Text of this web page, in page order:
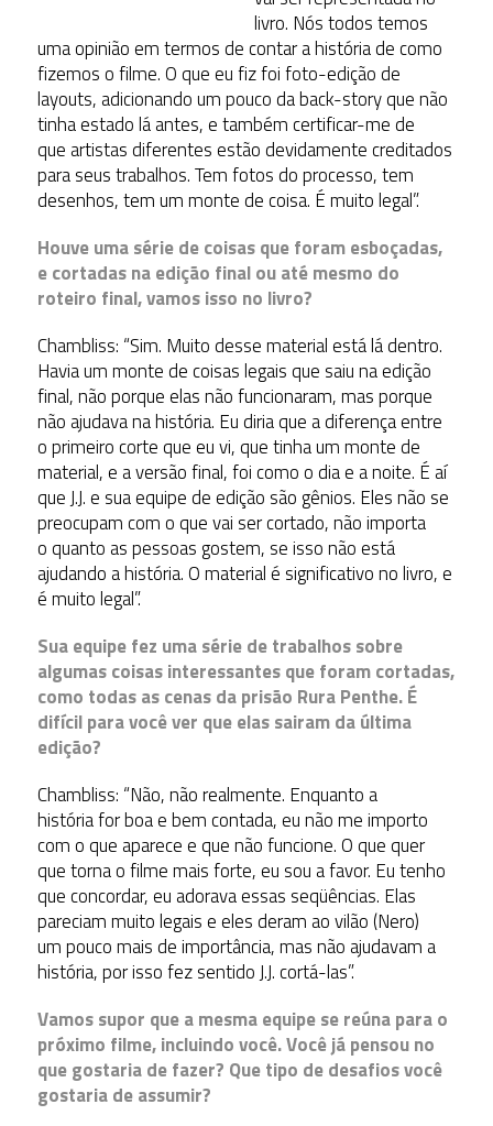
livro. Nós todos temos
uma opinião em termos de contar a história de como
fizemos o filme. O que eu fiz foi foto-edição de
layouts, adicionando um pouco da back-story que não
tinha estado lá antes, e também certificar-me de
que artistas diferentes estão devidamente creditados
para seus trabalhos. Tem fotos do processo, tem
desenhos, tem um monte de coisa. É muito legal”.
Houve uma série de coisas que foram esboçadas,
e cortadas na edição final ou até mesmo do
roteiro final, vamos isso no livro?
Chambliss: “Sim. Muito desse material está lá dentro.
Havia um monte de coisas legais que saiu na edição
final, não porque elas não funcionaram, mas porque
não ajudava na história. Eu diria que a diferença entre
o primeiro corte que eu vi, que tinha um monte de
material, e a versão final, foi como o dia e a noite. É aí
que J.J. e sua equipe de edição são gênios. Eles não se
preocupam com o que vai ser cortado, não importa
o quanto as pessoas gostem, se isso não está
ajudando a história. O material é significativo no livro, e
é muito legal”.
Sua equipe fez uma série de trabalhos sobre
algumas coisas interessantes que foram cortadas,
como todas as cenas da prisão Rura Penthe. É
difícil para você ver que elas sairam da última
edição?
Chambliss: “Não, não realmente. Enquanto a
história for boa e bem contada, eu não me importo
com o que aparece e que não funcione. O que quer
que torna o filme mais forte, eu sou a favor. Eu tenho
que concordar, eu adorava essas seqüências. Elas
pareciam muito legais e eles deram ao vilão (Nero)
um pouco mais de importância, mas não ajudavam a
história, por isso fez sentido J.J. cortá-las”.
Vamos supor que a mesma equipe se reúna para o
próximo filme, incluindo você. Você já pensou no
que gostaria de fazer? Que tipo de desafios você
gostaria de assumir?